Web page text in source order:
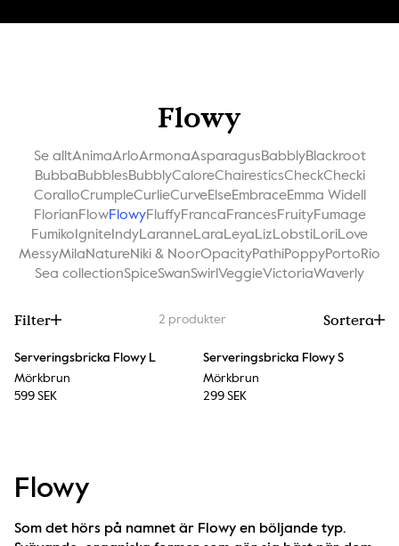
Flowy
Se alltAnimaArloArmonaAsparagusBabblyBlackroot
BubbaBubblesBubblyCaloreChairesticsCheckChecki
CoralloCrumpleCurlieCurveElseEmbraceEmma Widell
FlorianFlowFlowyFluffyFrancaFrancesFruityFumage
Fumiko Ignite IndyLaranneLaraLeyaLizLobstiLoriLove
MessyMilaNatureNiki & NoorOpacityPathiPoppyPortoRio
Sea collectionSpiceSwanSwirl VeggieVictoriaWaverly
Filter Sortera
2 produkter
Serveringsbricka Flowy L
Mörkbrun
599 SEK
Serveringsbricka Flowy S
Mörkbrun
299 SEK
Flowy
Som det hörs på namnet är Flowy en böljande typ.